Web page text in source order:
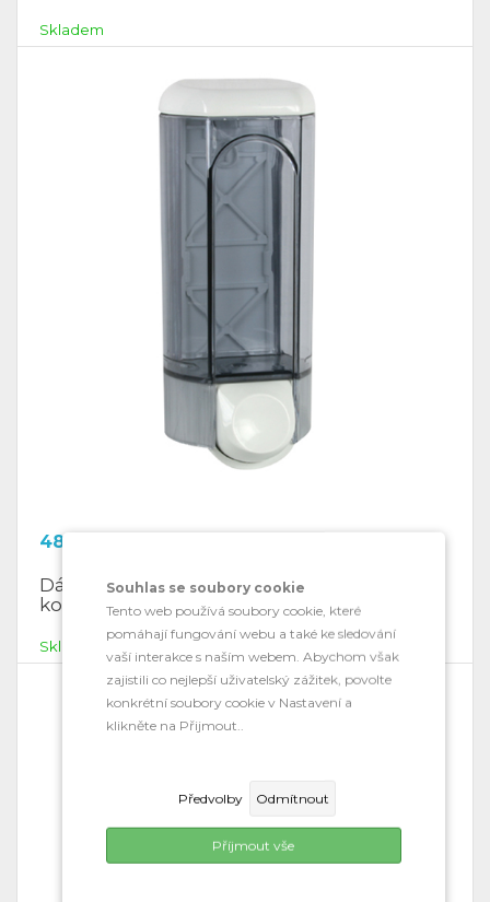
Souhlas se soubory cookie
Tento web používá soubory cookie, které
pomáhají fungování webu a také ke sledování
vaší interakce s naším webem. Abychom však
zajistili co nejlepší uživatelský zážitek, povolte
konkrétní soubory cookie v Nastavení a
klikněte na Přijmout..
Předvolby Odmítnout
Příjmout vše
Skladem
Skladem
482.79
Dávkovač tekutého mýdla - 0,8 litrů,
kouřový